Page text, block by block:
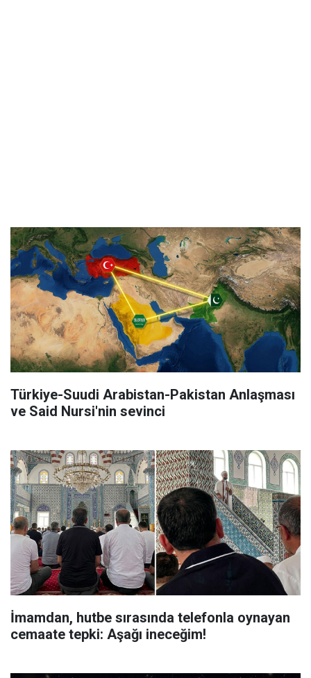
Türkiye-Suudi Arabistan-Pakistan Anlaşması
ve Said Nursi'nin sevinci
İmamdan, hutbe sırasında telefonla oynayan
cemaate tepki: Aşağı ineceğim!